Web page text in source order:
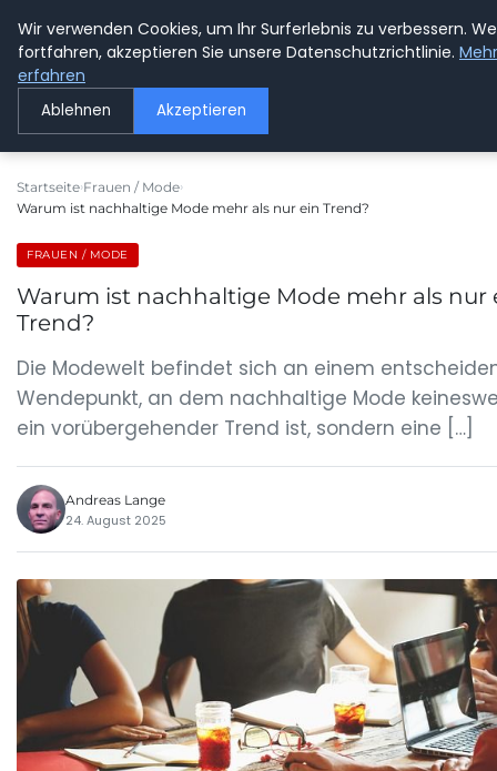
GETOESE IN MOESE
Startseite Frauen / Mode
Warum ist nachhaltige Mode mehr als nur ein Trend?
FRAUEN / MODE
Warum ist nachhaltige Mode mehr als nur
Trend?
Die Modewelt befindet sich an einem
Wendepunkt, an dem nachhaltige Mode
ein vorübergehender Trend ist, sondern eine […]
Andreas Lange
24. August 2025
Wir verwenden Cookies, um Ihr Surferlebnis zu verbessern.
fortfahren, akzeptieren Sie unsere Datenschutzrichtlinie. Mehr
erfahren
Ablehnen Akzeptieren